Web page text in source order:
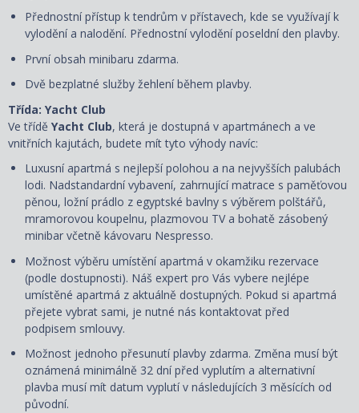
Přednostní přístup k tendrům v přístavech, kde se využívají k
vylodění a nalodění. Přednostní vylodění poseldní den plavby.
První obsah minibaru zdarma.
Dvě bezplatné služby žehlení během plavby.
Třída: Yacht Club
Ve třídě Yacht Club, která je dostupná v apartmánech a ve
vnitřních kajutách, budete mít tyto výhody navíc:
Luxusní apartmá s nejlepší polohou a na nejvyšších palubách
lodi. Nadstandardní vybavení, zahrnující matrace s paměťovou
pěnou, ložní prádlo z egyptské bavlny s výběrem polštářů,
mramorovou koupelnu, plazmovou TV a bohatě zásobený
minibar včetně kávovaru Nespresso.
Možnost výběru umístění apartmá v okamžiku rezervace
(podle dostupnosti). Náš expert pro Vás vybere nejlépe
umístěné apartmá z aktuálně dostupných. Pokud si apartmá
přejete vybrat sami, je nutné nás kontaktovat před
podpisem smlouvy.
Možnost jednoho přesunutí plavby zdarma. Změna musí být
oznámená minimálně 32 dní před vyplutím a alternativní
plavba musí mít datum vyplutí v následujících 3 měsících od
původní.